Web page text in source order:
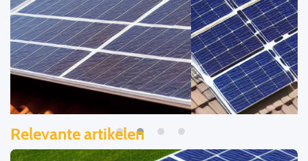
Relevante artikelen